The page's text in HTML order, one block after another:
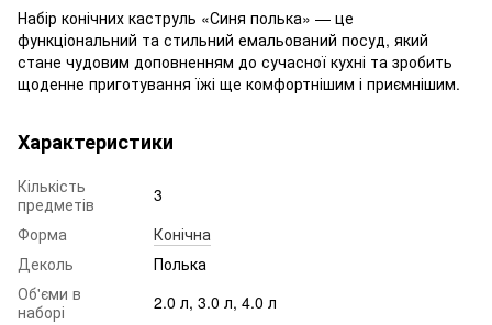
Набір конічних каструль «Синя полька» — це
функціональний та стильний емальований посуд, який
стане чудовим доповненням до сучасної кухні та зробить
щоденне приготування їжі ще комфортнішим і приємнішим.
Характеристики
Кількість
предметів
3
Форма
Конічна
Деколь
Полька
Об'єми в
наборі
2.0 л, 3.0 л, 4.0 л